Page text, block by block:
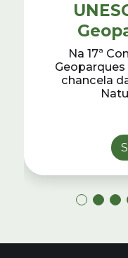
Na 17ª
chancela